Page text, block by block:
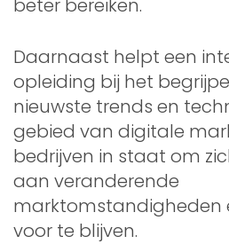
beter bereiken.
Daarnaast helpt een
opleiding bij het
nieuwste trends en
gebied van digitale
bedrijven in staat om
aan veranderende
marktomstandigheden
voor te blijven.